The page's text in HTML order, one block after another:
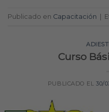
Publicado en Capacitación |
Curso
PUBLICADO EL 30/